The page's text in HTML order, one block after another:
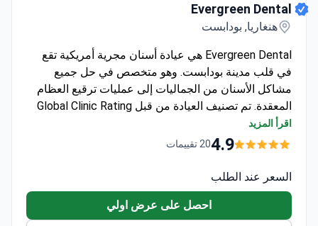
Evergreen Dental
هنغاريا, بودابست
Evergreen Dental هي عيادة أسنان مجرية أمريكية تقع
في قلب مدينة بودابست. وهو متخصص في حل جميع
مشاكل الأسنان من الجماليات إلى عمليات ترقيع العظام
المعقدة. تم تصنيف العيادة من قبل Global Clinic Rating
أسنان في بودابست واحتلت المرتبة الثالثة على مستوى
الأسنان والحشوات والتيجان والقشور.
اقرأ المزيد
4.920 تقييمات
السعر عند الطلب
احصل على عرض اولي